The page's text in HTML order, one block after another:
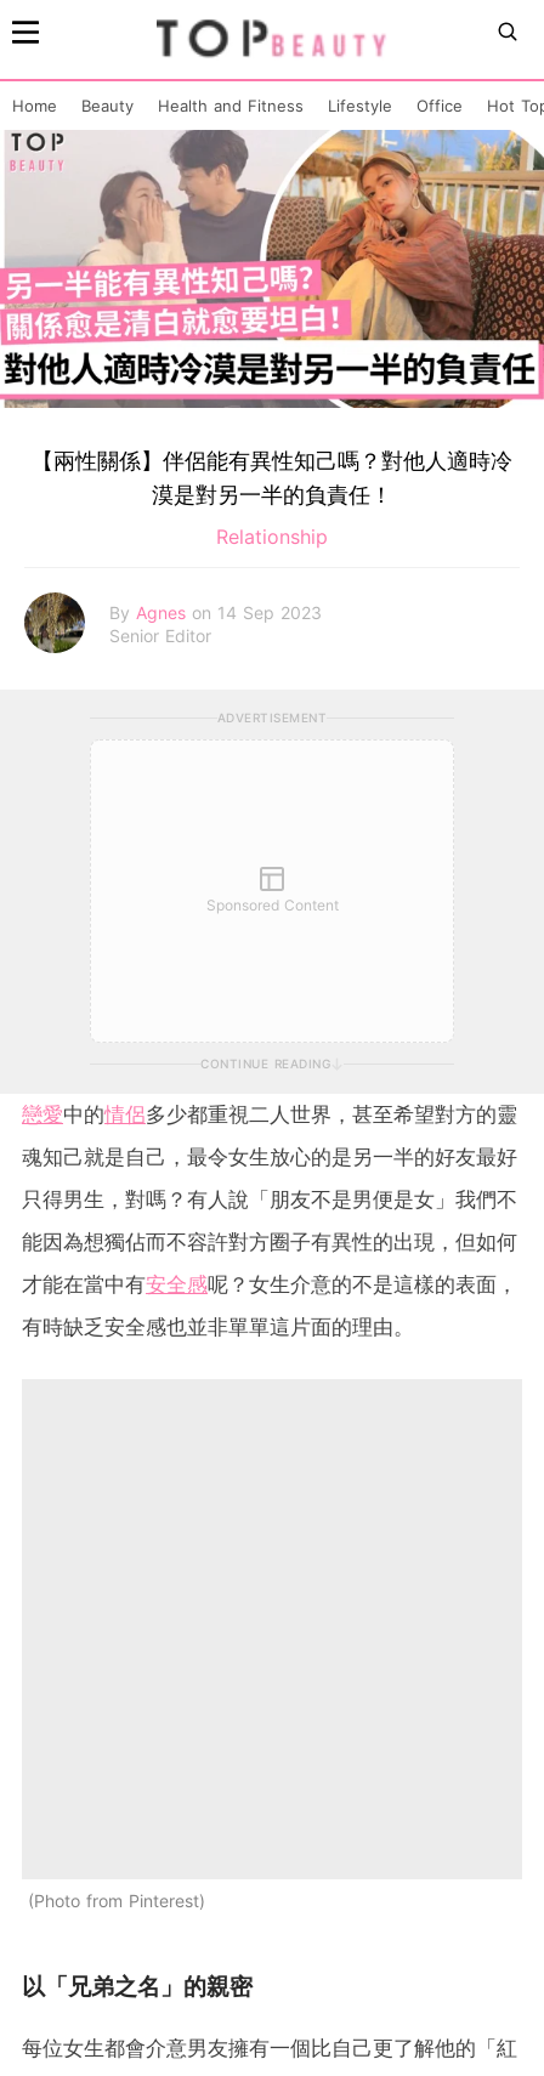
Home Beauty Health and Fitness Lifestyle Office Hot
【兩性關係】伴侶能有異性知己嗎？對他人適時冷
漠是對另一半的負責任！
Relationship
By Agnes on 14 Sep 2023
Senior Editor
ADVERTISEMENT
Sponsored Content
CONTINUE READING
戀愛中的情侶多少都重視二人世界，甚至希望對方的靈
魂知己就是自己，最令女生放心的是另一半的好友最好
只得男生，對嗎？有人說「朋友不是男便是女」我們不
能因為想獨佔而不容許對方圈子有異性的出現，但如何
才能在當中有安全感呢？女生介意的不是這樣的表面，
有時缺乏安全感也並非單單這片面的理由。
Photo from Pinterest
以「兄弟之名」的親密
每位女生都會介意男友擁有一個比自己更了解他的「紅